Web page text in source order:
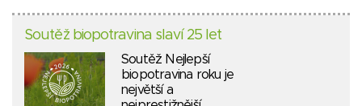
Soutěž biopotravina slaví 25 let
Soutěž Nejlepší
biopotravina roku je
největší a